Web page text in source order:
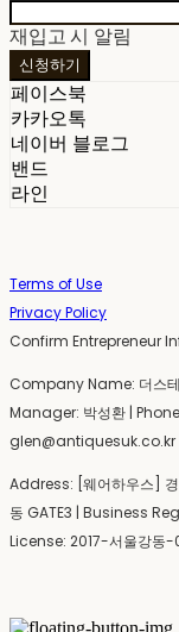
재입고 시 알림
신청하기
페이스북
카카오톡
네이버 블로그
밴드
라인
Terms of Use
Privacy Policy
Confirm Entrepreneur
Company Name: 더스테
Manager: 박성환 |
glen@antiquesuk.co.kr
Address: [웨어하우스] 경
동 GATE3 | Business
License: 2017-서울강동